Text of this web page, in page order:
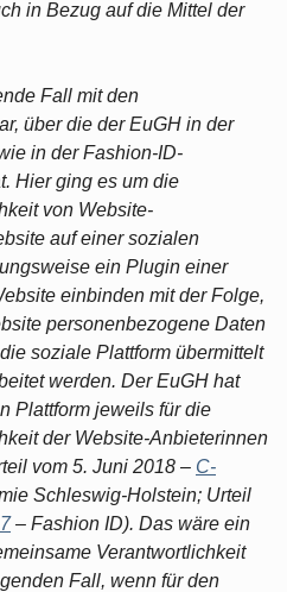
in Bezug auf die Mittel der
Fall mit den
über die der EuGH in der
in der Fashion-ID-
Hier ging es um die
von Website-
auf einer sozialen
ein Plugin einer
einbinden mit der Folge,
personenbezogene Daten
soziale Plattform übermittelt
werden. Der EuGH hat
Plattform jeweils für die
der Website-Anbieterinnen
vom 5. Juni 2018 – C-
Schleswig-Holstein; Urteil
– Fashion ID). Das wäre ein
Verantwortlichkeit
Fall, wenn für den